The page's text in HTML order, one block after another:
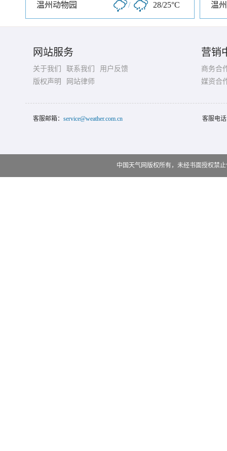
温州动物园 / 28/25°C 温
网站服务
关于我们 联系我们
用户反馈
版权声明
网站律师
营销
商务合
媒资合
客服邮箱： service@weather.com.cn 客服电
中国天气网版权所有，未经书面授权